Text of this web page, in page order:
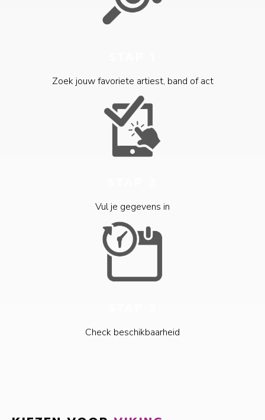
Zoek jouw favoriete artiest, band of act
Vul je gegevens in
Check beschikbaarheid